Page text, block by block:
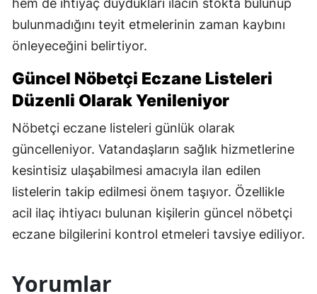
hem de ihtiyaç duydukları ilacın stokta bulunup
bulunmadığını teyit etmelerinin zaman kaybını
önleyeceğini belirtiyor.
Güncel Nöbetçi Eczane Listeleri
Düzenli Olarak Yenileniyor
Nöbetçi eczane listeleri günlük olarak
güncelleniyor. Vatandaşların sağlık hizmetlerine
kesintisiz ulaşabilmesi amacıyla ilan edilen
listelerin takip edilmesi önem taşıyor. Özellikle
acil ilaç ihtiyacı bulunan kişilerin güncel nöbetçi
eczane bilgilerini kontrol etmeleri tavsiye ediliyor.
Yorumlar